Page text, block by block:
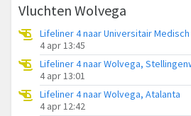
Vluchten Wolvega
4 apr 13:45
Lifeliner 4 naar Wolvega,
4 apr 13:01
Lifeliner 4 naar Wolvega, Atalanta
4 apr 12:42